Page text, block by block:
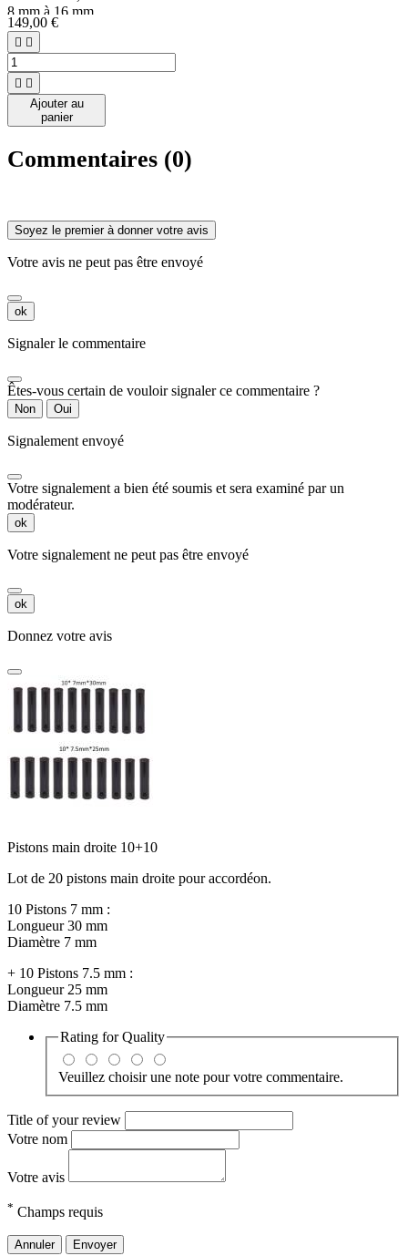
8 mm à 16 mm.
149,00 €
 
 
Ajouter au
panier
Commentaires (0)
Soyez le premier à donner votre avis
Votre avis ne peut pas être envoyé
ok
Signaler le commentaire
Êtes-vous certain de vouloir signaler ce commentaire ?
Non Oui
Signalement envoyé
Votre signalement a bien été soumis et sera examiné par un
modérateur.
ok
Votre signalement ne peut pas être envoyé
ok
Donnez votre avis
Pistons main droite 10+10
Lot de 20 pistons main droite pour accordéon.
10 Pistons 7 mm :
Longueur 30 mm
Diamètre 7 mm
+ 10 Pistons 7.5 mm :
Longueur 25 mm
Diamètre 7.5 mm
Rating forQuality
Veuillez choisir une note pour votre commentaire.
Title of your review
Votre nom
Votre avis
* Champs requis
Annuler Envoyer